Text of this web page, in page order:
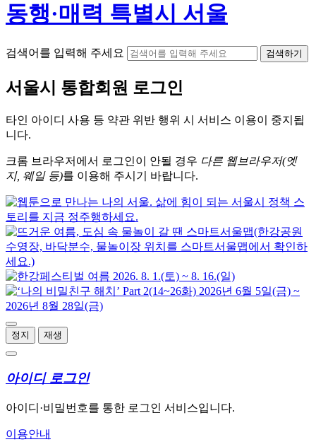
동행·매력 특별시 서울
검색어를 입력해 주세요 검색하기
서울시 통합회원 로그인
타인 아이디 사용 등 약관 위반 행위 시 서비스 이용이 중지됩
니다.
크롬 브라우저에서 로그인이 안될 경우 다른 웹브라우저(엣
지, 웨일 등)를 이용해 주시기 바랍니다.
정지 재생
아이디 로그인
아이디·비밀번호를 통한 로그인 서비스입니다.
이용안내